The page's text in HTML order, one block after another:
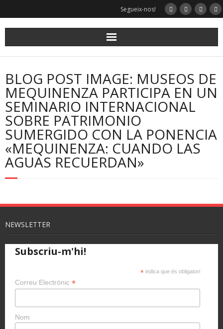
Segueix-nos!
BLOG POST IMAGE: MUSEOS DE
MEQUINENZA PARTICIPA EN UN
SEMINARIO INTERNACIONAL
SOBRE PATRIMONIO
SUMERGIDO CON LA PONENCIA
«MEQUINENZA: CUANDO LAS
AGUAS RECUERDAN»
NEWSLETTER
Subscriu-m'hi!
* indica que és obligatori
Correu Electrònic *
Nom